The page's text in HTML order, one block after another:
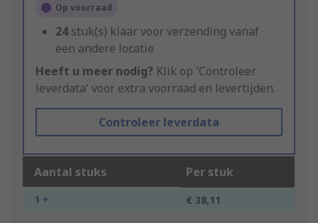
Op voorraad
24stuk(s) klaar voor verzending vanaf
een andere locatie
Heeft u meer nodig? Klik op 'Controleer
leverdata' voor extra voorraad en levertijden.
Controleer leverdata
Aantal stuks Per stuk
1 + € 38,11